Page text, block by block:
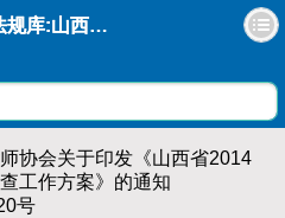
会计视野法规库:山西省注册评估师协会关于印发《山西省2014年资产评估机构执业质量检查工作方案》的通知
协会关于印发《山西省2014
工作方案》的通知
号